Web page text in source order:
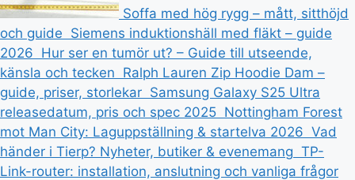
Soffa med hög rygg – mått, sitthöjd
och guide Siemens induktionshäll med fläkt – guide
2026 Hur ser en tumör ut? – Guide till utseende,
känsla och tecken Ralph Lauren Zip Hoodie Dam –
guide, priser, storlekar Samsung Galaxy S25 Ultra
releasedatum, pris och spec 2025 Nottingham Forest
mot Man City: Laguppställning & startelva 2026 Vad
händer i Tierp? Nyheter, butiker & evenemang TP-
Link-router: installation, anslutning och vanliga frågor